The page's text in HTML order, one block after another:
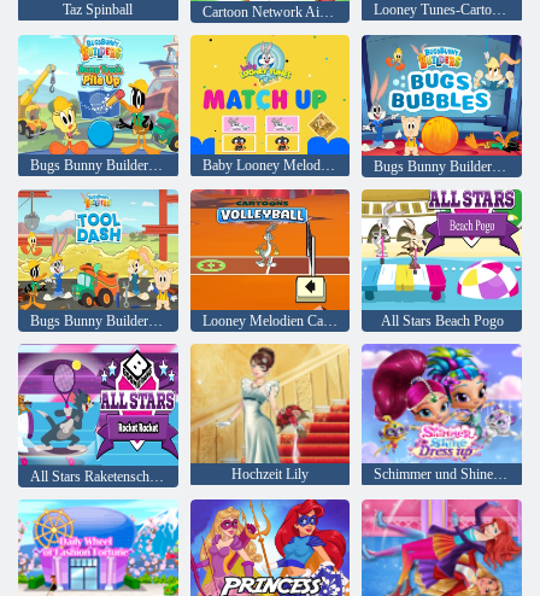
Taz Spinball Cartoon Network Air Hockey Scramble Looney Tunes-Cartoons lieben es
Bugs Bunny Builders Muldenkipper stapeln sich Baby Looney Melodien passen zusammen Bugs Bunny Builders Fehler Blasen
Bugs Bunny Builders Tool Dash Looney Melodien Cartoons Volleyball All Stars Beach Pogo
Hochzeit Lily Schimmer und Shine Dress up